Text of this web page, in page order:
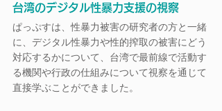
台湾のデジタル性暴力支援の視察
ぱっぷすは、性暴力被害の研究者の方と一緒
に、デジタル性暴力や性的搾取の被害にどう
対応するかについて、台湾で最前線で活動す
る機関や行政の仕組みについて視察を通じて
直接学ぶことができました。